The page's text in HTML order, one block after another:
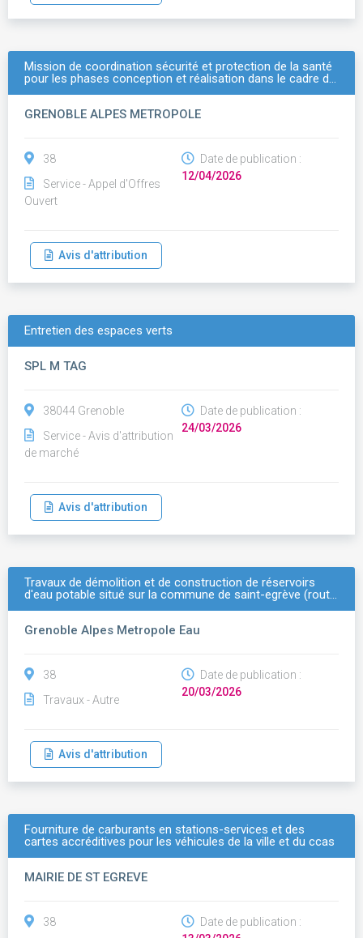
Mission de coordination sécurité et protection de la santé
pour les phases conception et réalisation dans le cadre d…
GRENOBLE ALPES METROPOLE
38
Service - Appel d'Offres
Ouvert
Date de publication :
12/04/2026
Avis d'attribution
Entretien des espaces verts
SPL M TAG
38044 Grenoble
Service - Avis d'attribution
de marché
Date de publication :
24/03/2026
Avis d'attribution
Travaux de démolition et de construction de réservoirs
d'eau potable situé sur la commune de saint-egrève (rout…
Grenoble Alpes Metropole Eau
38
Travaux - Autre
Date de publication :
20/03/2026
Avis d'attribution
Fourniture de carburants en stations-services et des
cartes accréditives pour les véhicules de la ville et du ccas
MAIRIE DE ST EGREVE
38
Date de publication :